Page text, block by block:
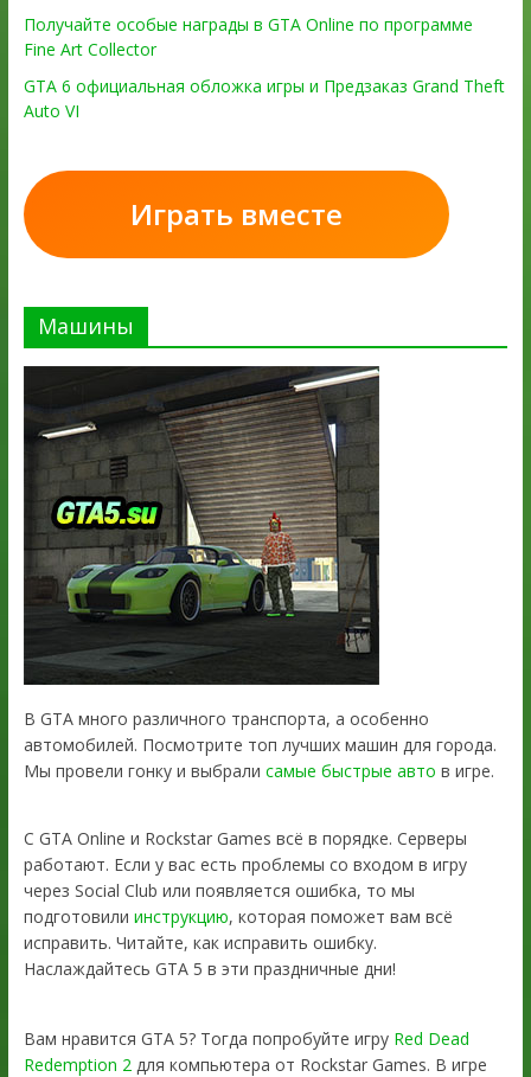
Получайте особые награды в GTA Online по программе
Fine Art Collector
GTA 6 официальная обложка игры и Предзаказ Grand Theft
Auto VI
Играть вместе
Машины
В GTA много различного транспорта, а особенно
автомобилей. Посмотрите топ лучших машин для города.
Мы провели гонку и выбрали самые быстрые авто в игре.
С GTA Online и Rockstar Games всё в порядке. Серверы
работают. Если у вас есть проблемы со входом в игру
через Social Club или появляется ошибка, то мы
подготовили инструкцию, которая поможет вам всё
исправить. Читайте, как исправить ошибку.
Наслаждайтесь GTA 5 в эти праздничные дни!
Вам нравится GTA 5? Тогда попробуйте игру Red Dead
Redemption 2 для компьютера от Rockstar Games. В игре